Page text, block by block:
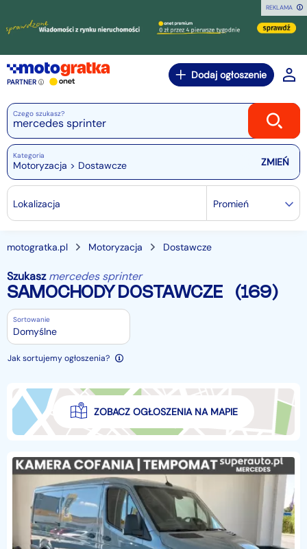
REKLAMA
PARTNER
Dodaj ogłoszenie
Czego szukasz?
Kategoria
Motoryzacja > Dostawcze
Lokalizacja Promień
motogratka.pl Motoryzacja Dostawcze
Szukasz mercedes sprinter
SAMOCHODY DOSTAWCZE (169)
Sortowanie
Domyślne
Jak sortujemy ogłoszenia?
ZOBACZ OGŁOSZENIA NA MAPIE